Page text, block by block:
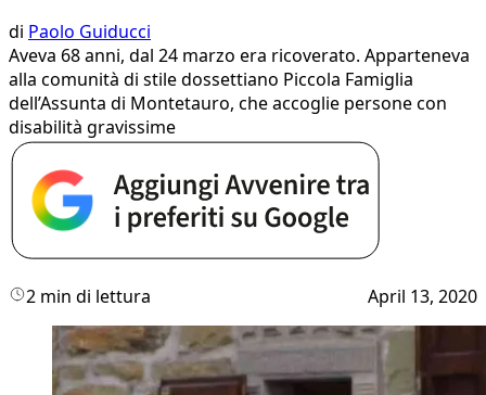
di Paolo Guiducci
Aveva 68 anni, dal 24 marzo era ricoverato. Apparteneva
alla comunità di stile dossettiano Piccola Famiglia
dell’Assunta di Montetauro, che accoglie persone con
disabilità gravissime
2 min di lettura April 13, 2020